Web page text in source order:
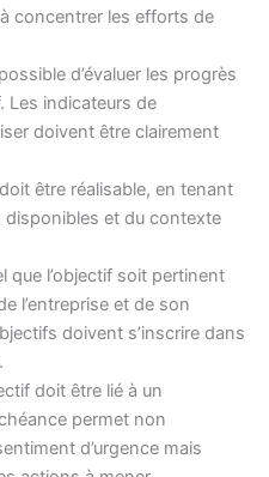
concentrer les efforts de
d’évaluer les progrès
Les indicateurs de
doivent être clairement
être réalisable, en tenant
et du contexte
que l’objectif soit pertinent
l’entreprise et de son
doivent s’inscrire dans
doit être lié à un
permet non
d’urgence mais